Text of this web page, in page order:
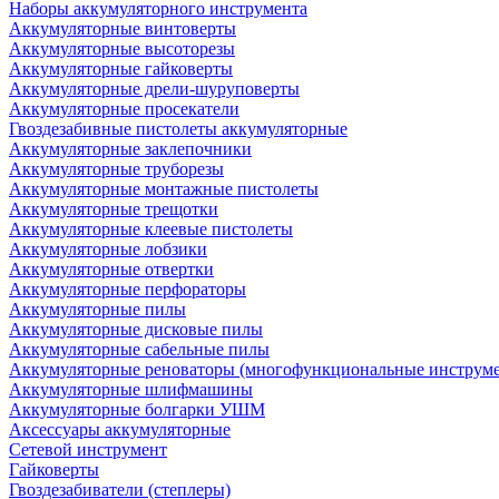
Наборы аккумуляторного инструмента
Аккумуляторные винтоверты
Аккумуляторные высоторезы
Аккумуляторные гайковерты
Аккумуляторные дрели-шуруповерты
Аккумуляторные просекатели
Гвоздезабивные пистолеты аккумуляторные
Аккумуляторные заклепочники
Аккумуляторные труборезы
Аккумуляторные монтажные пистолеты
Аккумуляторные трещотки
Аккумуляторные клеевые пистолеты
Аккумуляторные лобзики
Аккумуляторные отвертки
Аккумуляторные перфораторы
Аккумуляторные пилы
Аккумуляторные дисковые пилы
Аккумуляторные сабельные пилы
Аккумуляторные реноваторы (многофункциональные
Аккумуляторные шлифмашины
Аккумуляторные болгарки УШМ
Аксессуары аккумуляторные
Сетевой инструмент
Гайковерты
Гвоздезабиватели (степлеры)